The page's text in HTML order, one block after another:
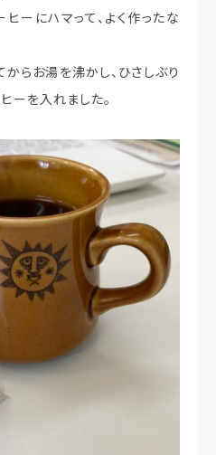
ーにハマって、よく作ったな
らお湯を沸かし、ひさしぶり
ーを入れました。